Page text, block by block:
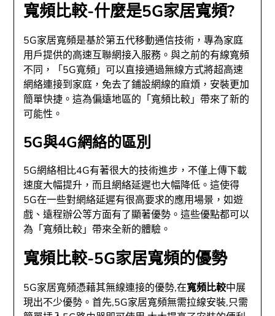
寬頻比較-什麼是5G家居寬頻?
5G家居寬頻是基於第五代移動通信技術，專為家庭
用戶提供的高速互聯網接入服務。與之前的有線寬頻
不同，「5G寬頻」可以直接通過無線方式將超高速
網絡連接到家庭，免去了鋪設網線的麻煩，安裝更加
簡單快捷。這為偏遠地區的「寬頻比較」帶來了新的
可能性。
5G與4G網絡的區別
5G網絡相比4G有著很大的技術進步，不僅上傳下載
速度大幅提升，而且網絡延遲也大幅降低。這使得
5G在一些對網絡延遲有很高要求的應用場景，如遊
戲、遠程辦公等方面有了顯著優勢。這些優點都可以
為「寬頻比較」帶來全新的體驗。
寬頻比較-5G家居寬頻的優勢
5G家居寬頻憑藉其無線連接的優勢,在寬頻比較中展
現出不少優勢。首先,5G家居寬頻無需拉線安裝,只需